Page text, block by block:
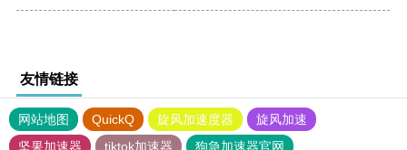
友情链接
网站地图 QuickQ 旋风加速度器
旋风加速
坚果加速器
tiktok加速器
狗急加速器官网